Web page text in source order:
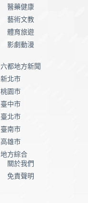
醫藥健康
藝術文教
體育旅遊
影劇動漫
六都地方新聞
新北市
桃園市
臺中市
臺北市
臺南市
高雄市
地方綜合
關於我們
免責聲明